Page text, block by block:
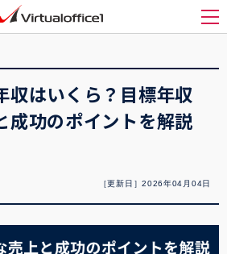
メ
起業家の平均年収はいくら？目標年収
解説
収はいくら？目標年収
成功のポイントを解説
［更新日］2026年04月04日